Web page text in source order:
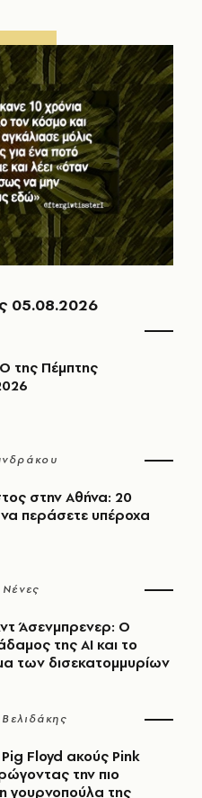
05.08.2026
της Πέμπτης
στην Αθήνα: 20
περάσετε υπέροχα
Νένες
Άσενμπρενερ: Ο
της AI και το
των δισεκατομμυρίων
Floyd ακούς Pink
την πιο
γουρνοπούλα της